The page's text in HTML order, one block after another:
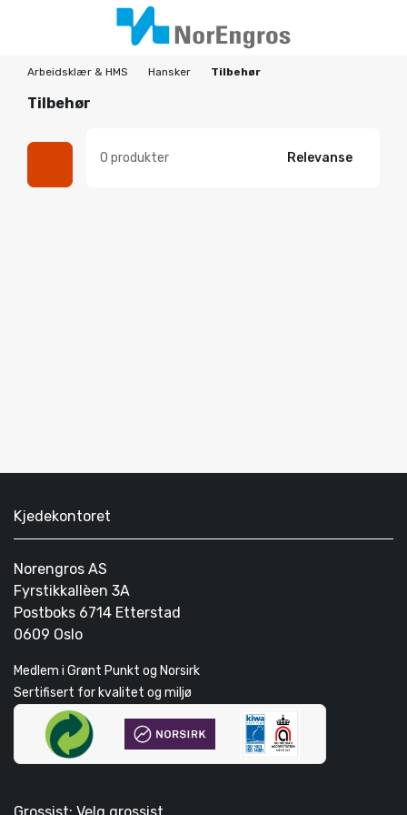
Arbeidsklær & HMS Hansker Tilbehør
Tilbehør
0 produkter Relevanse
Kjedekontoret
Norengros AS
Fyrstikkallèen 3A
Postboks 6714 Etterstad
0609 Oslo
Medlem i Grønt Punkt og Norsirk
Sertifisert for kvalitet og miljø